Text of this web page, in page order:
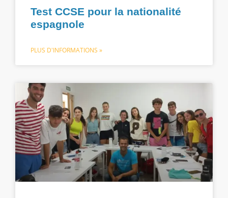
Test CCSE pour la nationalité
espagnole
PLUS D'INFORMATIONS »